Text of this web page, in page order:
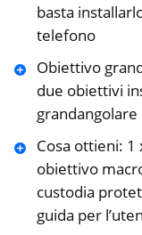
basta
telefono
Obiettivo
due obiettivi
grandangolare
Cosa ottieni:
obiettivo
custodia
guida per